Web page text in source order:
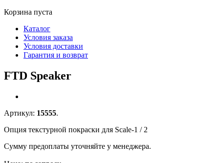
Корзина пуста
Каталог
Условия заказа
Условия доставки
Гарантия и возврат
FTD Speaker
Артикул: 15555.
Опция текстурной покраски для Scale-1 / 2
Сумму предоплаты уточняйте у менеджера.